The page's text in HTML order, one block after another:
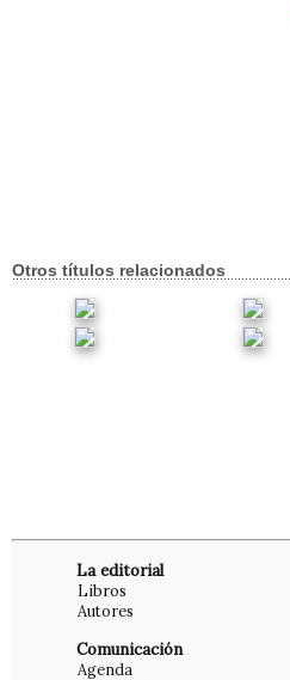
Otros títulos relacionados
La editorial
Libros
Autores
Comunicación
Agenda